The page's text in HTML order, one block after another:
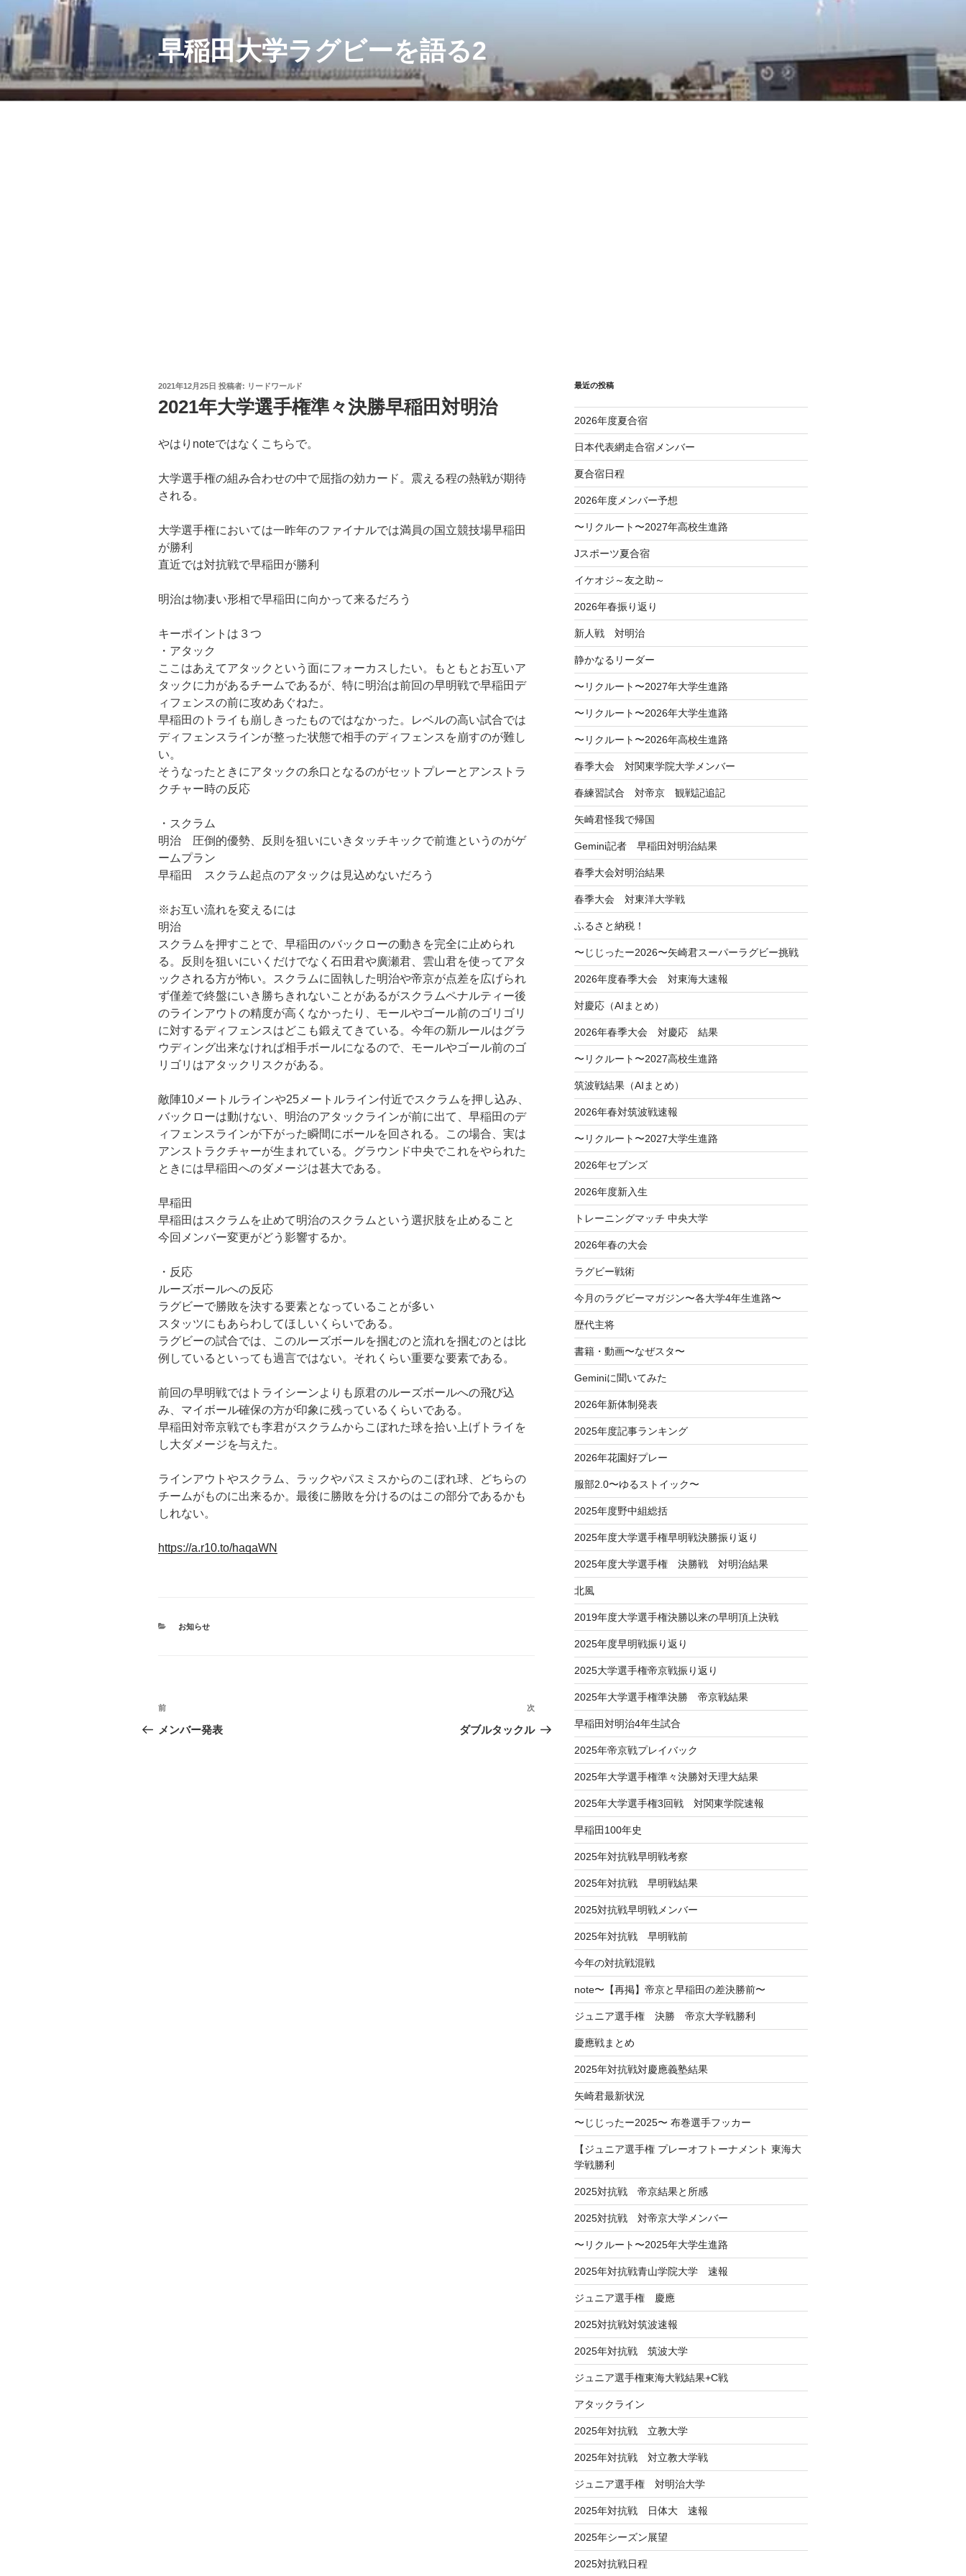
テ
ン
ツ
へ
早稲田大学ラグビーを語る2
投
日:
2021年12月25日 投稿者: リードワールド
2021年大学選手権準々決勝早稲田対明治
やはりnoteではなくこちらで。
大学選手権の組み合わせの中で屈指の効カード。震える程の熱戦が期待
される。
大学選手権においては一昨年のファイナルでは満員の国立競技場早稲田
が勝利
直近では対抗戦で早稲田が勝利
明治は物凄い形相で早稲田に向かって来るだろう
キーポイントは３つ
・アタック
ここはあえてアタックという面にフォーカスしたい。もともとお互いア
タックに力があるチームであるが、特に明治は前回の早明戦で早稲田デ
ィフェンスの前に攻めあぐねた。
早稲田のトライも崩しきったものではなかった。レベルの高い試合では
ディフェンスラインが整った状態で相手のディフェンスを崩すのが難し
い。
そうなったときにアタックの糸口となるのがセットプレーとアンストラ
クチャー時の反応
・スクラム
明治 圧倒的優勢、反則を狙いにいきタッチキックで前進というのがゲ
ームプラン
早稲田 スクラム起点のアタックは見込めないだろう
※お互い流れを変えるには
明治
スクラムを押すことで、早稲田のバックローの動きを完全に止められ
る。反則を狙いにいくだけでなく石田君や廣瀬君、雲山君を使ってアタ
ックされる方が怖い。スクラムに固執した明治や帝京が点差を広げられ
ず僅差で終盤にいき勝ちきれないことがあるがスクラムペナルティー後
のラインアウトの精度が高くなかったり、モールやゴール前のゴリゴリ
に対するディフェンスはどこも鍛えてきている。今年の新ルールはグラ
ウディング出来なければ相手ボールになるので、モールやゴール前のゴ
リゴリはアタックリスクがある。
敵陣10メートルラインや25メートルライン付近でスクラムを押し込み、
バックローは動けない、明治のアタックラインが前に出て、早稲田のデ
ィフェンスラインが下がった瞬間にボールを回される。この場合、実は
アンストラクチャーが生まれている。グラウンド中央でこれをやられた
ときには早稲田へのダメージは甚大である。
早稲田
早稲田はスクラムを止めて明治のスクラムという選択肢を止めること
今回メンバー変更がどう影響するか。
・反応
ルーズボールへの反応
ラグビーで勝敗を決する要素となっていることが多い
スタッツにもあらわしてほしいくらいである。
ラグビーの試合では、このルーズボールを掴むのと流れを掴むのとは比
例しているといっても過言ではない。それくらい重要な要素である。
前回の早明戦ではトライシーンよりも原君のルーズボールへの飛び込
み、マイボール確保の方が印象に残っているくらいである。
早稲田対帝京戦でも李君がスクラムからこぼれた球を拾い上げトライを
し大ダメージを与えた。
ラインアウトやスクラム、ラックやパスミスからのこぼれ球、どちらの
チームがものに出来るか。最後に勝敗を分けるのはこの部分であるかも
しれない。
https://a.r10.to/haqaWN
カ
お知らせ
投
稿
前
の
前
メンバー発表
次
の
次
ダブルタックル
最近の投稿
2026年度夏合宿
日本代表網走合宿メンバー
夏合宿日程
2026年度メンバー予想
〜リクルート〜2027年高校生進路
Jスポーツ夏合宿
イケオジ～友之助～
2026年春振り返り
新人戦 対明治
静かなるリーダー
〜リクルート〜2027年大学生進路
〜リクルート〜2026年大学生進路
〜リクルート〜2026年高校生進路
春季大会 対関東学院大学メンバー
春練習試合 対帝京 観戦記追記
矢崎君怪我で帰国
Gemini記者 早稲田対明治結果
春季大会対明治結果
春季大会 対東洋大学戦
ふるさと納税！
〜じじったー2026〜矢崎君スーパーラグビー挑戦
2026年度春季大会 対東海大速報
対慶応（AIまとめ）
2026年春季大会 対慶応 結果
〜リクルート〜2027高校生進路
筑波戦結果（AIまとめ）
2026年春対筑波戦速報
〜リクルート〜2027大学生進路
2026年セブンズ
2026年度新入生
トレーニングマッチ 中央大学
2026年春の大会
ラグビー戦術
今月のラグビーマガジン〜各大学4年生進路〜
歴代主将
書籍・動画〜なぜスタ〜
Geminiに聞いてみた
2026年新体制発表
2025年度記事ランキング
2026年花園好プレー
服部2.0〜ゆるストイック〜
2025年度野中組総括
2025年度大学選手権早明戦決勝振り返り
2025年度大学選手権 決勝戦 対明治結果
北風
2019年度大学選手権決勝以来の早明頂上決戦
2025年度早明戦振り返り
2025大学選手権帝京戦振り返り
2025年大学選手権準決勝 帝京戦結果
早稲田対明治4年生試合
2025年帝京戦プレイバック
2025年大学選手権準々決勝対天理大結果
2025年大学選手権3回戦 対関東学院速報
早稲田100年史
2025年対抗戦早明戦考察
2025年対抗戦 早明戦結果
2025対抗戦早明戦メンバー
2025年対抗戦 早明戦前
今年の対抗戦混戦
note〜【再掲】帝京と早稲田の差決勝前〜
ジュニア選手権 決勝 帝京大学戦勝利
慶應戦まとめ
2025年対抗戦対慶應義塾結果
矢崎君最新状況
〜じじったー2025〜 布巻選手フッカー
【ジュニア選手権 プレーオフトーナメント 東海大
学戦勝利
2025対抗戦 帝京結果と所感
2025対抗戦 対帝京大学メンバー
〜リクルート〜2025年大学生進路
2025年対抗戦青山学院大学 速報
ジュニア選手権 慶應
2025対抗戦対筑波速報
2025年対抗戦 筑波大学
ジュニア選手権東海大戦結果+C戦
アタックライン
2025年対抗戦 立教大学
2025年対抗戦 対立教大学戦
ジュニア選手権 対明治大学
2025年対抗戦 日体大 速報
2025年シーズン展望
2025対抗戦日程